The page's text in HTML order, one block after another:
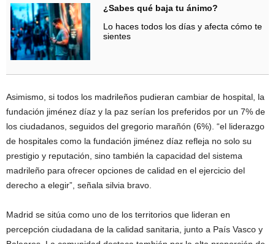
¿Sabes qué baja tu ánimo?
Lo haces todos los días y afecta cómo te
sientes
Asimismo, si todos los madrileños pudieran cambiar de hospital, la
fundación jiménez díaz y la paz serían los preferidos por un 7% de
los ciudadanos, seguidos del gregorio marañón (6%). “el liderazgo
de hospitales como la fundación jiménez díaz refleja no solo su
prestigio y reputación, sino también la capacidad del sistema
madrileño para ofrecer opciones de calidad en el ejercicio del
derecho a elegir”, señala silvia bravo.
Madrid se sitúa como uno de los territorios que lideran en
percepción ciudadana de la calidad sanitaria, junto a País Vasco y